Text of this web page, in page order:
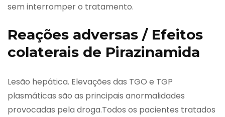
sem interromper o tratamento.
Reações adversas / Efeitos
colaterais de Pirazinamida
Lesão hepática. Elevações das TGO e TGP
plasmáticas são as principais anormalidades
provocadas pela droga.Todos os pacientes tratados